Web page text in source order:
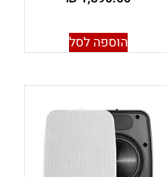
הוספה לסל